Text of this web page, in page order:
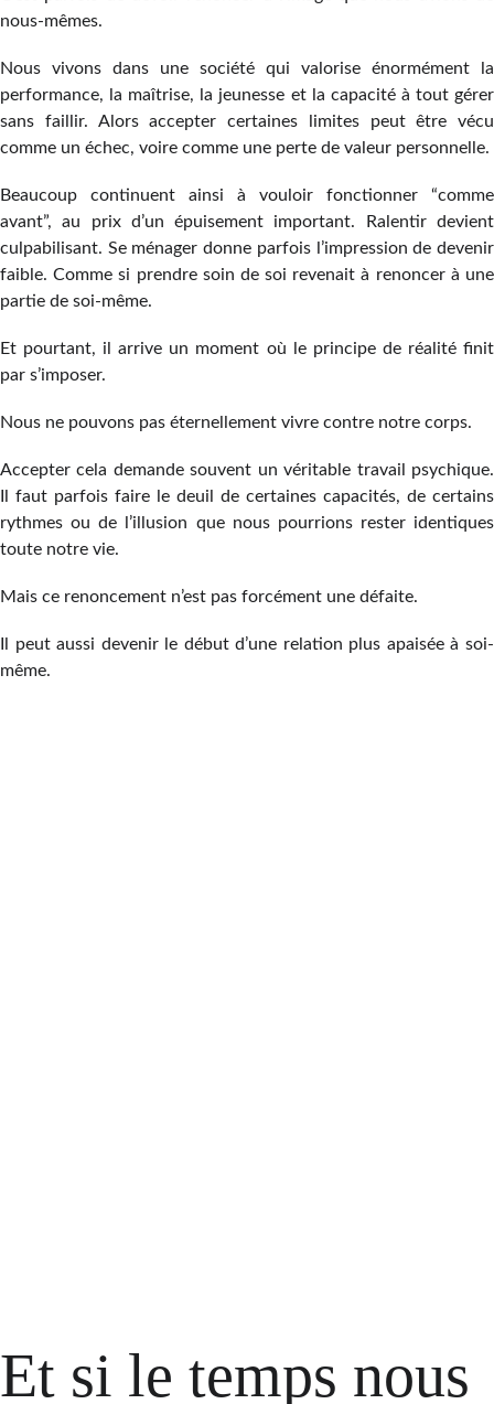
nous-mêmes.
Nous vivons dans une société qui valorise énormément la
performance, la maîtrise, la jeunesse et la capacité à tout gérer
sans faillir. Alors accepter certaines limites peut être vécu
comme un échec, voire comme une perte de valeur personnelle.
Beaucoup continuent ainsi à vouloir fonctionner “comme
avant”, au prix d’un épuisement important. Ralentir devient
culpabilisant. Se ménager donne parfois l’impression de devenir
faible. Comme si prendre soin de soi revenait à renoncer à une
partie de soi-même.
Et pourtant, il arrive un moment où le principe de réalité finit
par s’imposer.
Nous ne pouvons pas éternellement vivre contre notre corps.
Accepter cela demande souvent un véritable travail psychique.
Il faut parfois faire le deuil de certaines capacités, de certains
rythmes ou de l’illusion que nous pourrions rester identiques
toute notre vie.
Mais ce renoncement n’est pas forcément une défaite.
Il peut aussi devenir le début d’une relation plus apaisée à soi-
même.
Et si le temps nous